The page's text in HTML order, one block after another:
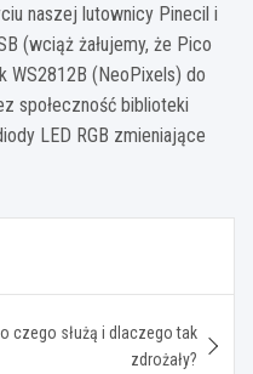
naszej lutownicy Pinecil i
(wciąż żałujemy, że Pico
WS2812B (NeoPixels) do
społeczność biblioteki
LED RGB zmieniające
czego służą i dlaczego tak
zdrożały?